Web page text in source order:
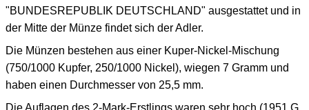
"BUNDESREPUBLIK DEUTSCHLAND" ausgestattet und in
der Mitte der Münze findet sich der Adler.
Die Münzen bestehen aus einer Kuper-Nickel-Mischung
(750/1000 Kupfer, 250/1000 Nickel), wiegen 7 Gramm und
haben einen Durchmesser von 25,5 mm.
Die Auflagen des 2-Mark-Erstlings waren sehr hoch (1951 G